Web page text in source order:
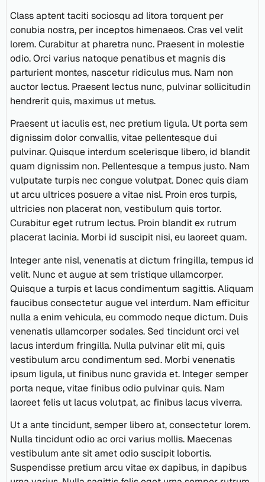
Class aptent taciti sociosqu ad litora torquent per
conubia nostra, per inceptos himenaeos. Cras vel velit
lorem. Curabitur at pharetra nunc. Praesent in molestie
odio. Orci varius natoque penatibus et magnis dis
parturient montes, nascetur ridiculus mus. Nam non
auctor lectus. Praesent lectus nunc, pulvinar sollicitudin
hendrerit quis, maximus ut metus.
Praesent ut iaculis est, nec pretium ligula. Ut porta sem
dignissim dolor convallis, vitae pellentesque dui
pulvinar. Quisque interdum scelerisque libero, id blandit
quam dignissim non. Pellentesque a tempus justo. Nam
vulputate turpis nec congue volutpat. Donec quis diam
ut arcu ultrices posuere a vitae nisl. Proin eros turpis,
ultricies non placerat non, vestibulum quis tortor.
Curabitur eget rutrum lectus. Proin blandit ex rutrum
placerat lacinia. Morbi id suscipit nisi, eu laoreet quam.
Integer ante nisl, venenatis at dictum fringilla, tempus id
velit. Nunc et augue at sem tristique ullamcorper.
Quisque a turpis et lacus condimentum sagittis. Aliquam
faucibus consectetur augue vel interdum. Nam efficitur
nulla a enim vehicula, eu commodo neque dictum. Duis
venenatis ullamcorper sodales. Sed tincidunt orci vel
lacus interdum fringilla. Nulla pulvinar elit mi, quis
vestibulum arcu condimentum sed. Morbi venenatis
ipsum ligula, ut finibus nunc gravida et. Integer semper
porta neque, vitae finibus odio pulvinar quis. Nam
laoreet felis ut lacus volutpat, ac finibus lacus viverra.
Ut a ante tincidunt, semper libero at, consectetur lorem.
Nulla tincidunt odio ac orci varius mollis. Maecenas
vestibulum ante sit amet odio suscipit lobortis.
Suspendisse pretium arcu vitae ex dapibus, in dapibus